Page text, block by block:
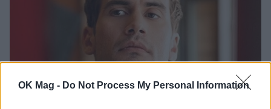
OK Mag - Do Not Process My Personal Information